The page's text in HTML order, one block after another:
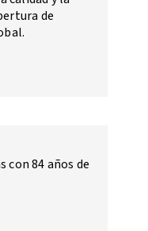
de
con 84 años de